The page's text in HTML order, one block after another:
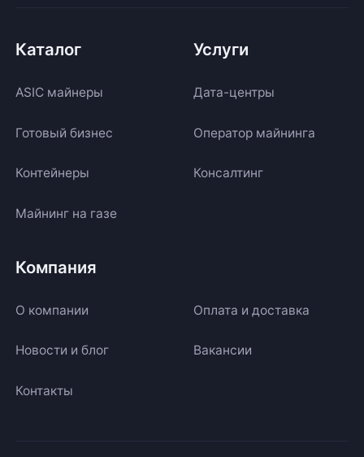
Каталог
ASIC майнеры
Готовый бизнес
Контейнеры
Майнинг на газе
Услуги
Дата-центры
Оператор майнинга
Консалтинг
Компания
О компании Оплата и доставка
Новости и блог Вакансии
Контакты